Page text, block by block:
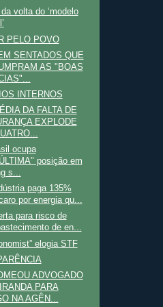
volta do ‘modelo
PELO POVO
SENTADOS QUE
AS "BOAS
INTERNOS
DA FALTA DE
EXPLODE
ocupa
posição em
s...
paga 135%
por energia qu...
para risco de
de en...
elogia STF
ADVOGADO
PARA
NA AGÊN...